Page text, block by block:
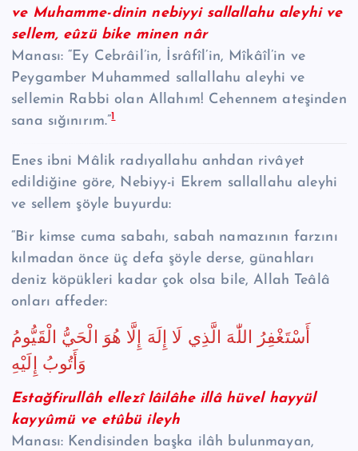
ve Muhamme-dinin nebiyyi sallallahu aleyhi ve
sellem, eûzü bike minen nâr
Manası: “Ey Cebrâil’in, İsrâfîl’in, Mîkâîl’in ve
Peygamber Muhammed sallallahu aleyhi ve
sellemin Rabbi olan Allahım! Cehennem ateşinden
sana sığınırım.”1
Enes ibni Mâlik radıyallahu anhdan rivâyet
edildiğine göre, Nebiyy-i Ekrem sallallahu aleyhi
ve sellem şöyle buyurdu:
“Bir kimse cuma sabahı, sabah namazının farzını
kılmadan önce üç defa şöyle derse, günahları
deniz köpükleri kadar çok olsa bile, Allah Teâlâ
onları affeder:
‬وَأَتُوبُ‭ ‬إِلَيْهِ
Estağfirullâh ellezî lâilâhe illâ hüvel hayyül
kayyûmü ve etûbü ileyh
Manası: Kendisinden başka ilâh bulunmayan,